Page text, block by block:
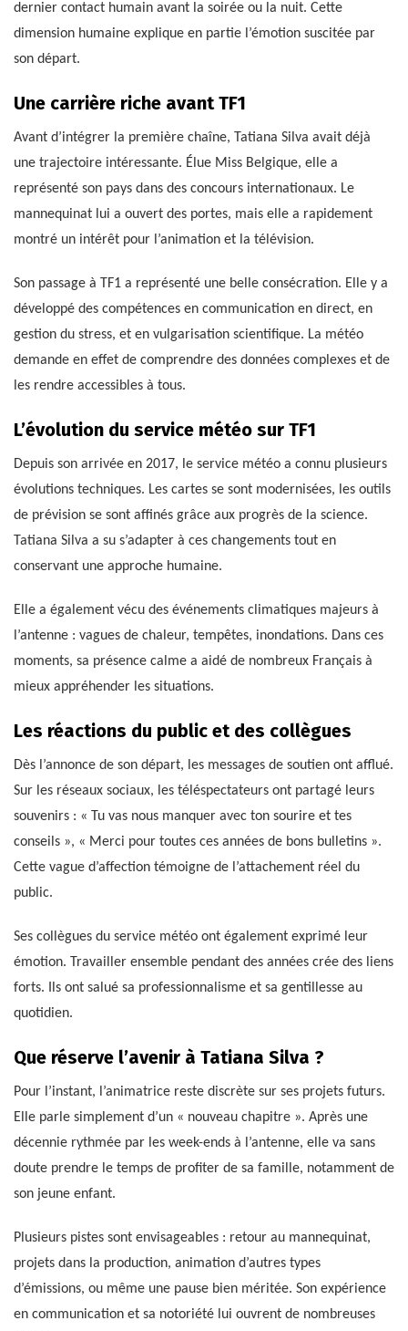
dernier contact humain avant la soirée ou la nuit. Cette
dimension humaine explique en partie l’émotion suscitée par
son départ.
Une carrière riche avant TF1
Avant d’intégrer la première chaîne, Tatiana Silva avait déjà
une trajectoire intéressante. Élue Miss Belgique, elle a
représenté son pays dans des concours internationaux. Le
mannequinat lui a ouvert des portes, mais elle a rapidement
montré un intérêt pour l’animation et la télévision.
Son passage à TF1 a représenté une belle consécration. Elle y a
développé des compétences en communication en direct, en
gestion du stress, et en vulgarisation scientifique. La météo
demande en effet de comprendre des données complexes et de
les rendre accessibles à tous.
L’évolution du service météo sur TF1
Depuis son arrivée en 2017, le service météo a connu plusieurs
évolutions techniques. Les cartes se sont modernisées, les outils
de prévision se sont affinés grâce aux progrès de la science.
Tatiana Silva a su s’adapter à ces changements tout en
conservant une approche humaine.
Elle a également vécu des événements climatiques majeurs à
l’antenne : vagues de chaleur, tempêtes, inondations. Dans ces
moments, sa présence calme a aidé de nombreux Français à
mieux appréhender les situations.
Les réactions du public et des collègues
Dès l’annonce de son départ, les messages de soutien ont afflué.
Sur les réseaux sociaux, les téléspectateurs ont partagé leurs
souvenirs : « Tu vas nous manquer avec ton sourire et tes
conseils », « Merci pour toutes ces années de bons bulletins ».
Cette vague d’affection témoigne de l’attachement réel du
public.
Ses collègues du service météo ont également exprimé leur
émotion. Travailler ensemble pendant des années crée des liens
forts. Ils ont salué sa professionnalisme et sa gentillesse au
quotidien.
Que réserve l’avenir à Tatiana Silva ?
Pour l’instant, l’animatrice reste discrète sur ses projets futurs.
Elle parle simplement d’un « nouveau chapitre ». Après une
décennie rythmée par les week-ends à l’antenne, elle va sans
doute prendre le temps de profiter de sa famille, notamment de
son jeune enfant.
Plusieurs pistes sont envisageables : retour au mannequinat,
projets dans la production, animation d’autres types
d’émissions, ou même une pause bien méritée. Son expérience
en communication et sa notoriété lui ouvrent de nombreuses